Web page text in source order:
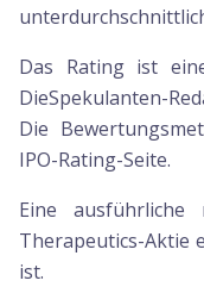
Das Rating ist
DieSpekulanten-
Die
IPO-Rating-Seite.
Eine ausführliche
Therapeutics-Aktie
ist.